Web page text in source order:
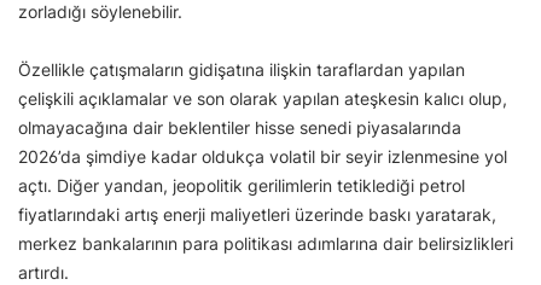
zorladığı söylenebilir.
Özellikle çatışmaların gidişatına ilişkin taraflardan yapılan
çelişkili açıklamalar ve son olarak yapılan ateşkesin kalıcı olup,
olmayacağına dair beklentiler hisse senedi piyasalarında
2026’da şimdiye kadar oldukça volatil bir seyir izlenmesine yol
açtı. Diğer yandan, jeopolitik gerilimlerin tetiklediği petrol
fiyatlarındaki artış enerji maliyetleri üzerinde baskı yaratarak,
merkez bankalarının para politikası adımlarına dair belirsizlikleri
artırdı.